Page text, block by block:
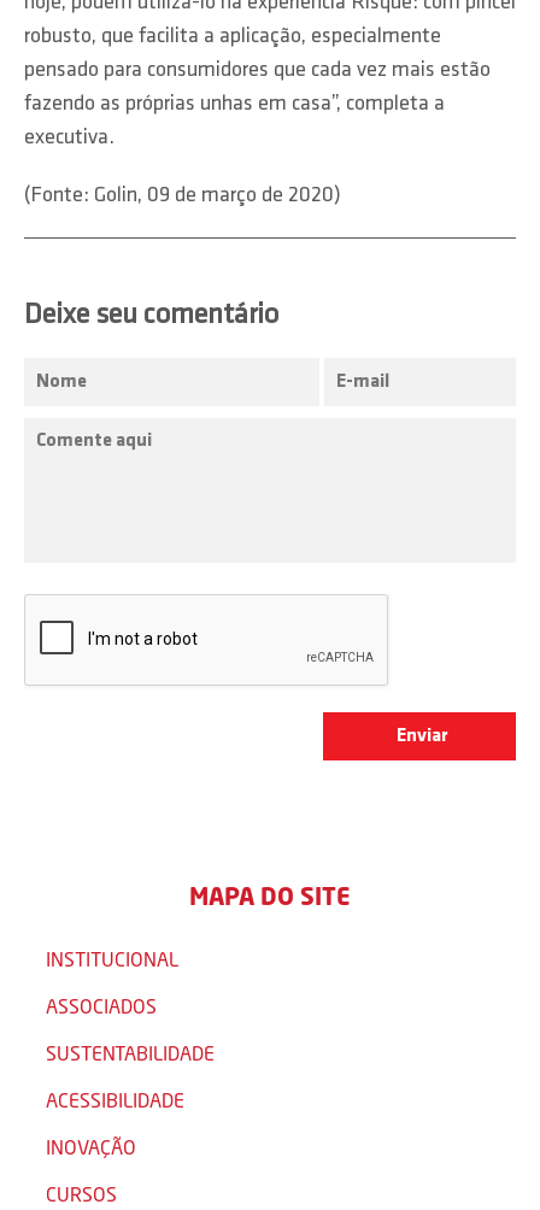
robusto, que facilita a aplicação, especialmente
pensado para consumidores que cada vez mais estão
fazendo as próprias unhas em casa”, completa a
executiva.
(Fonte: Golin, 09 de março de 2020)
Deixe seu comentário
MAPA DO SITE
INSTITUCIONAL
ASSOCIADOS
SUSTENTABILIDADE
ACESSIBILIDADE
INOVAÇÃO
CURSOS